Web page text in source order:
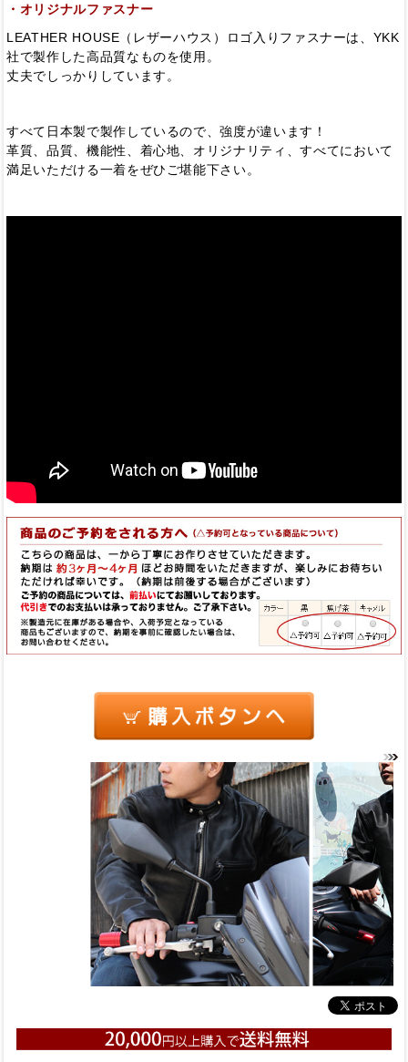
・オリジナルファスナー
LEATHER HOUSE（レザーハウス）ロゴ入りファスナーは、YKK
社で製作した高品質なものを使用。
丈夫でしっかりしています。
すべて日本製で製作しているので、強度が違います！
革質、品質、機能性、着心地、オリジナリティ、すべてにおいて
満足いただける一着をぜひご堪能下さい。